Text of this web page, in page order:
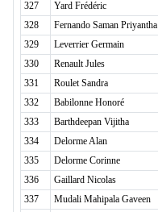
327
Yard Frédéric
328
Fernando Saman Priyantha
329
Leverrier Germain
330
Renault Jules
331
Roulet Sandra
332
Babilonne Honoré
333
Barthdeepan Vijitha
334
Delorme Alan
335
Delorme Corinne
336
Gaillard Nicolas
337
Mudali Mahipala Gaveen